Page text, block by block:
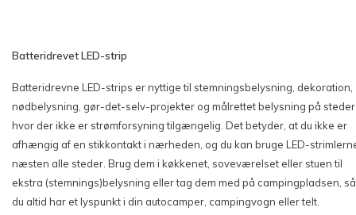
Batteridrevet LED-strip
Batteridrevne LED-strips er nyttige til stemningsbelysning, dekoration,
nødbelysning, gør-det-selv-projekter og målrettet belysning på
hvor der ikke er strømforsyning tilgængelig. Det betyder, at du ikke er
afhængig af en stikkontakt i nærheden, og du kan bruge LED-
næsten alle steder. Brug dem i køkkenet, soveværelset eller stuen til
ekstra (stemnings)belysning eller tag dem med på campingpladsen, så
du altid har et lyspunkt i din autocamper, campingvogn eller telt.